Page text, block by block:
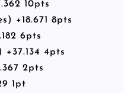
10pts
+18.671 8pts
6pts
+37.134 4pts
2pts
1pt